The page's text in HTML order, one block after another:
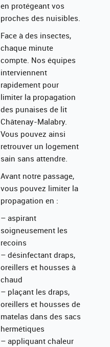
en protégeant vos
proches des nuisibles.
Face à des insectes,
chaque minute
compte. Nos équipes
interviennent
rapidement pour
limiter la propagation
des punaises de lit
Châtenay-Malabry.
Vous pouvez ainsi
retrouver un logement
sain sans attendre.
Avant notre passage,
vous pouvez limiter la
propagation en :
– aspirant
soigneusement les
recoins
– désinfectant draps,
oreillers et housses à
chaud
– plaçant les draps,
oreillers et housses de
matelas dans des sacs
hermétiques
– appliquant chaleur